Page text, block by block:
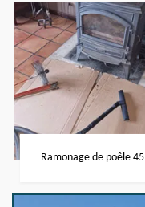
Ramonage de poêle 45